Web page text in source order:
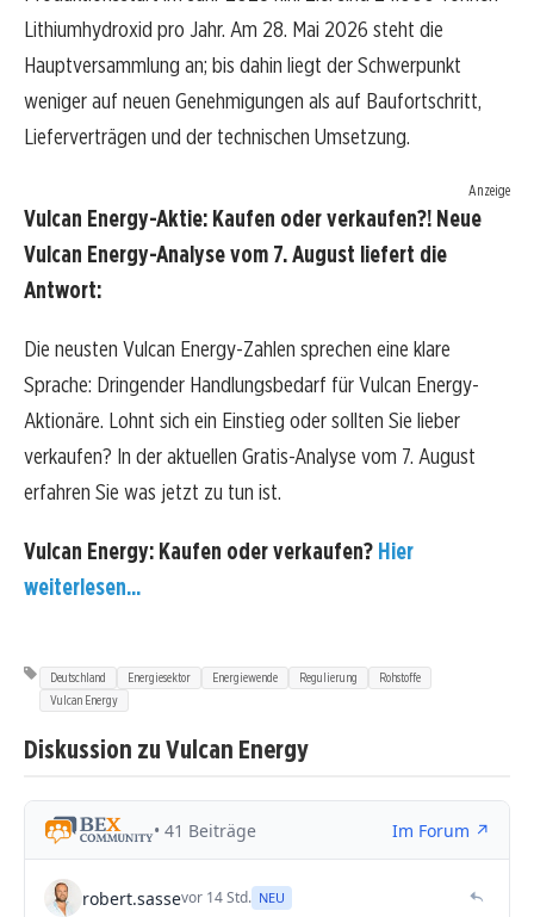
Lithiumhydroxid pro Jahr. Am 28. Mai 2026 steht die
Hauptversammlung an; bis dahin liegt der Schwerpunkt
weniger auf neuen Genehmigungen als auf Baufortschritt,
Lieferverträgen und der technischen Umsetzung.
Anzeige
Vulcan Energy-Aktie: Kaufen oder verkaufen?! Neue
Vulcan Energy-Analyse vom 7. August liefert die
Antwort:
Die neusten Vulcan Energy-Zahlen sprechen eine klare
Sprache: Dringender Handlungsbedarf für Vulcan Energy-
Aktionäre. Lohnt sich ein Einstieg oder sollten Sie lieber
verkaufen? In der aktuellen Gratis-Analyse vom 7. August
erfahren Sie was jetzt zu tun ist.
Vulcan Energy: Kaufen oder verkaufen? Hier
weiterlesen...
Deutschland Energiesektor Energiewende Regulierung
Rohstoffe
Vulcan Energy
Diskussion zu Vulcan Energy